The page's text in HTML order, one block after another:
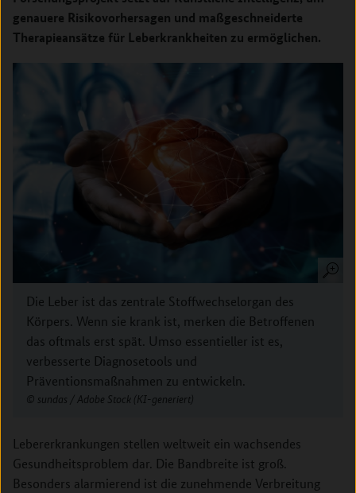
genauere Risikovorhersagen und maßgeschneiderte
Therapieansätze für Leberkrankheiten zu ermöglichen.
Die Leber ist das zentrale Stoffwechselorgan des
Körpers. Wenn sie krank ist, merken die Betroffenen
das oftmals erst spät. Umso essentieller ist es,
verbesserte Diagnosetools und
Präventionsmaßnahmen zu entwickeln.
sundas / Adobe Stock (KI-generiert)
Lebererkrankungen stellen weltweit ein wachsendes
Gesundheitsproblem dar. Die Bandbreite ist groß.
Besonders alarmierend ist die zunehmende Verbreitung